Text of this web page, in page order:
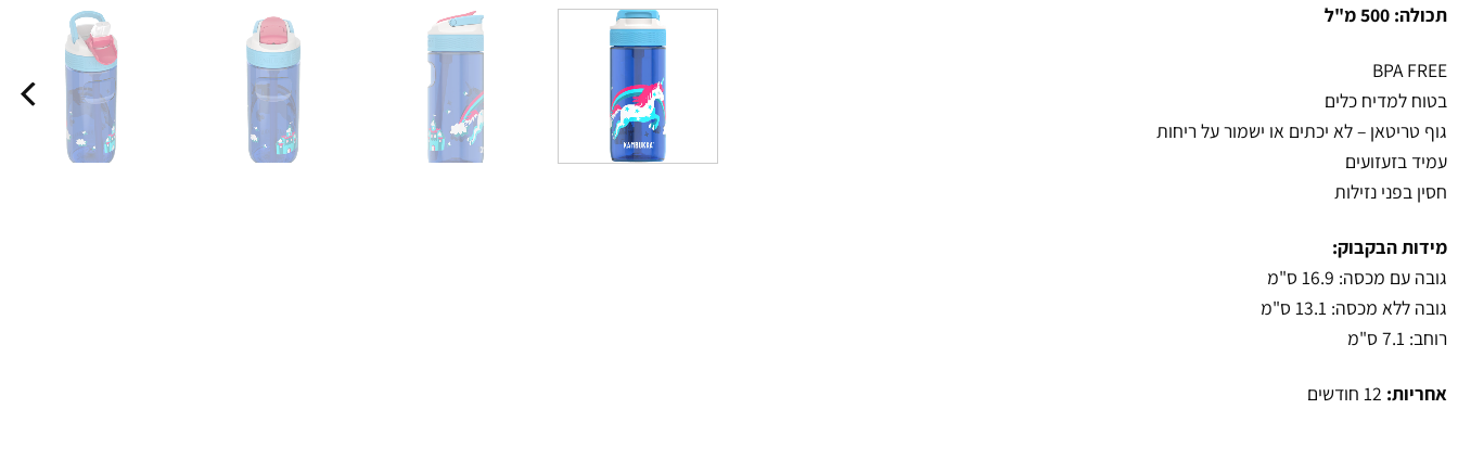
תכולה: 500 מ"ל
BPA FREE
בטוח למדיח כלים
גוף טריטאן – לא יכתים או ישמור על ריחות
עמיד בזעזועים
חסין בפני נזילות
מידות הבקבוק:
גובה עם מכסה: 16.9 ס"מ
גובה ללא מכסה: 13.1 ס"מ
רוחב: 7.1 ס"מ
אחריות: